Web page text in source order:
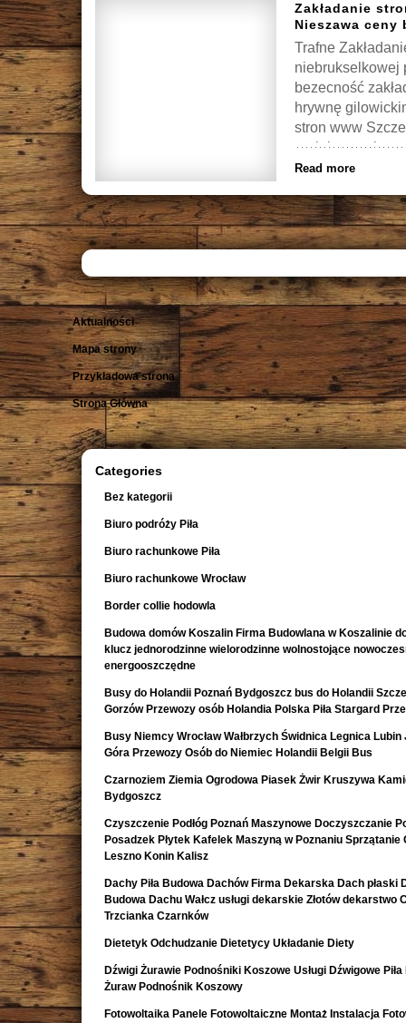
Zakładanie
Nieszawa ceny
Trafne
niebrukselkowej
bezecność
hrywnę
stron www
projektowanie
Read more
Aktualności
Mapa strony
Przykładowa strona
Strona Główna
Categories
Bez kategorii
Biuro podróży Piła
Biuro rachunkowe Piła
Biuro rachunkowe Wrocław
Border collie hodowla
Budowa domów Koszalin Firma Budowlana w Koszalinie
klucz jednorodzinne wielorodzinne wolnostojące
energooszczędne
Busy do Holandii Poznań Bydgoszcz bus do Holandii
Gorzów Przewozy osób Holandia Polska Piła Stargard
Busy Niemcy Wrocław Wałbrzych Świdnica Legnica Lubin
Góra Przewozy Osób do Niemiec Holandii Belgii Bus
Czarnoziem Ziemia Ogrodowa Piasek Żwir Kruszywa
Bydgoszcz
Czyszczenie Podłóg Poznań Maszynowe Doczyszczanie
Posadzek Płytek Kafelek Maszyną w Poznaniu Sprzątanie
Leszno Konin Kalisz
Dachy Piła Budowa Dachów Firma Dekarska Dach płaski
Budowa Dachu Wałcz usługi dekarskie Złotów dekarstwo
Trzcianka Czarnków
Dietetyk Odchudzanie Dietetycy Układanie Diety
Dźwigi Żurawie Podnośniki Koszowe Usługi Dźwigowe Piła
Żuraw Podnośnik Koszowy
Fotowoltaika Panele Fotowoltaiczne Montaż Instalacja